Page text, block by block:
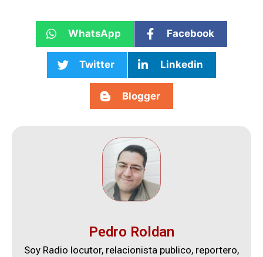
WhatsApp Facebook
Twitter Linkedin
Blogger
Pedro Roldan
Soy Radio locutor, relacionista publico, reportero,